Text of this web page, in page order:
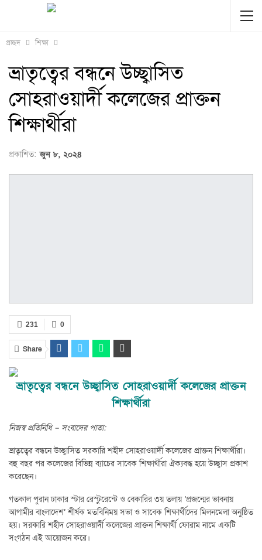
প্রচ্ছদ শিক্ষা
ভ্রাতৃত্বের বন্ধনে উচ্ছ্বাসিত
সোহরাওয়ার্দী কলেজের প্রাক্তন
শিক্ষার্থীরা
প্রকাশিত: জুন ৮, ২০২৪
0
231
Share
ভ্রাতৃত্বের বন্ধনে উচ্ছ্বাসিত সোহরাওয়ার্দী কলেজের প্রাক্তন
শিক্ষার্থীরা
নিজস্ব প্রতিনিধি – সংবাদের পাতা:
ভ্রাতৃত্বের বন্ধনে উচ্ছ্বাসিত সরকারি শহীদ সোহরাওয়ার্দী কলেজের প্রাক্তন শিক্ষার্থীরা।
বহু বছর পর কলেজের বিভিন্ন ব্যাচের সাবেক শিক্ষার্থীরা ঐক্যবদ্ধ হয়ে উচ্ছ্বাস প্রকাশ
করেছেন।
গতকাল পুরান ঢাকার স্টার রেস্টুরেন্টে ও বেকারির ৩য় তলায় ‘প্রজন্মের ভাবনায়
আগামীর বাংলাদেশ’ শীর্ষক মতবিনিময় সভা ও সাবেক শিক্ষার্থীদের মিলনমেলা অনুষ্ঠিত
হয়। সরকারি শহীদ সোহরাওয়ার্দী কলেজের প্রাক্তন শিক্ষার্থী ফোরাম নামে একটি
সংগঠন এই আয়োজন করে।